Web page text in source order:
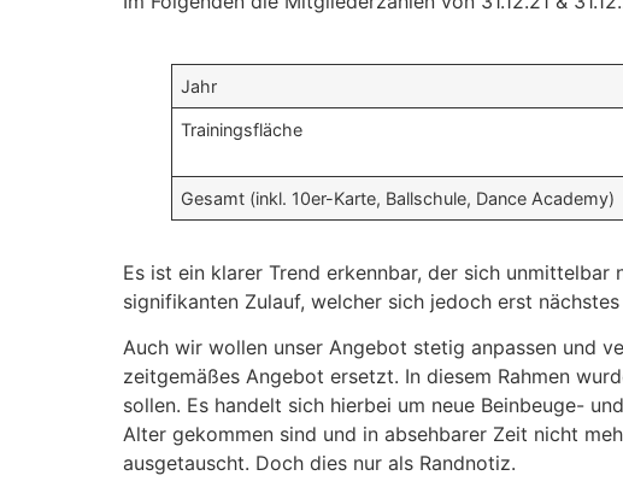
Jahr
Trainingsfläche
Gesamt (inkl. 10er-Karte, Ballschule, Dance Academy)
Es ist ein klarer Trend erkennbar, der sich
signifikanten Zulauf, welcher sich jedoch erst
Auch wir wollen unser Angebot stetig anpassen und
zeitgemäßes Angebot ersetzt. In diesem Rahmen
sollen. Es handelt sich hierbei um neue Beinbeuge-
Alter gekommen sind und in absehbarer Zeit nicht
ausgetauscht. Doch dies nur als Randnotiz.